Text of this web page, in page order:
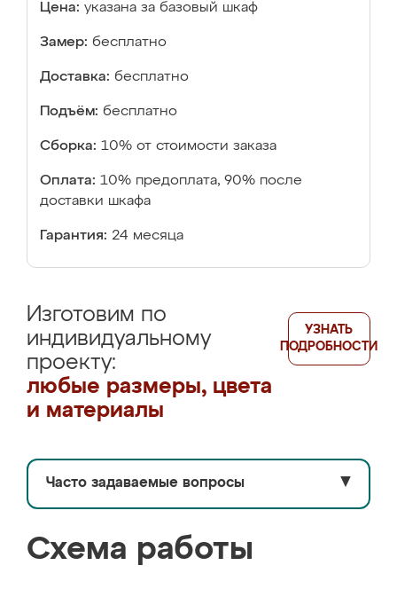
Цена: указана за базовый шкаф
Замер: бесплатно
Доставка: бесплатно
Подъём: бесплатно
Сборка: 10% от стоимости заказа
Оплата: 10% предоплата, 90% после
доставки шкафа
Гарантия: 24 месяца
Изготовим по
индивидуальному
проекту:
любые размеры, цвета
и материалы
УЗНАТЬ
ПОДРОБНОСТИ
Часто задаваемые вопросы ▼
Схема работы